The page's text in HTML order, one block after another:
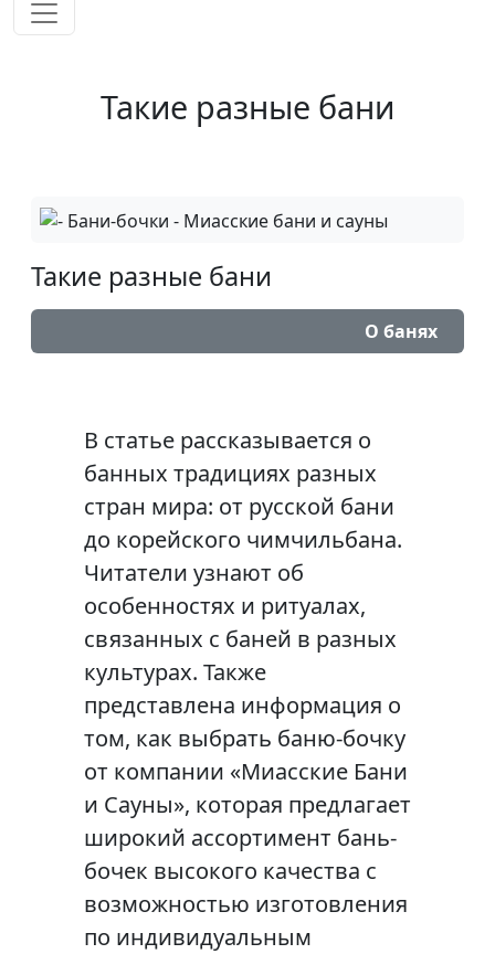
Такие разные бани
Такие разные бани
О банях
В статье рассказывается о
банных традициях разных
стран мира: от русской бани
до корейского чимчильбана.
Читатели узнают об
особенностях и ритуалах,
связанных с баней в разных
культурах. Также
представлена информация о
том, как выбрать баню-бочку
от компании «Миасские Бани
и Сауны», которая предлагает
широкий ассортимент бань-
бочек высокого качества с
возможностью изготовления
по индивидуальным